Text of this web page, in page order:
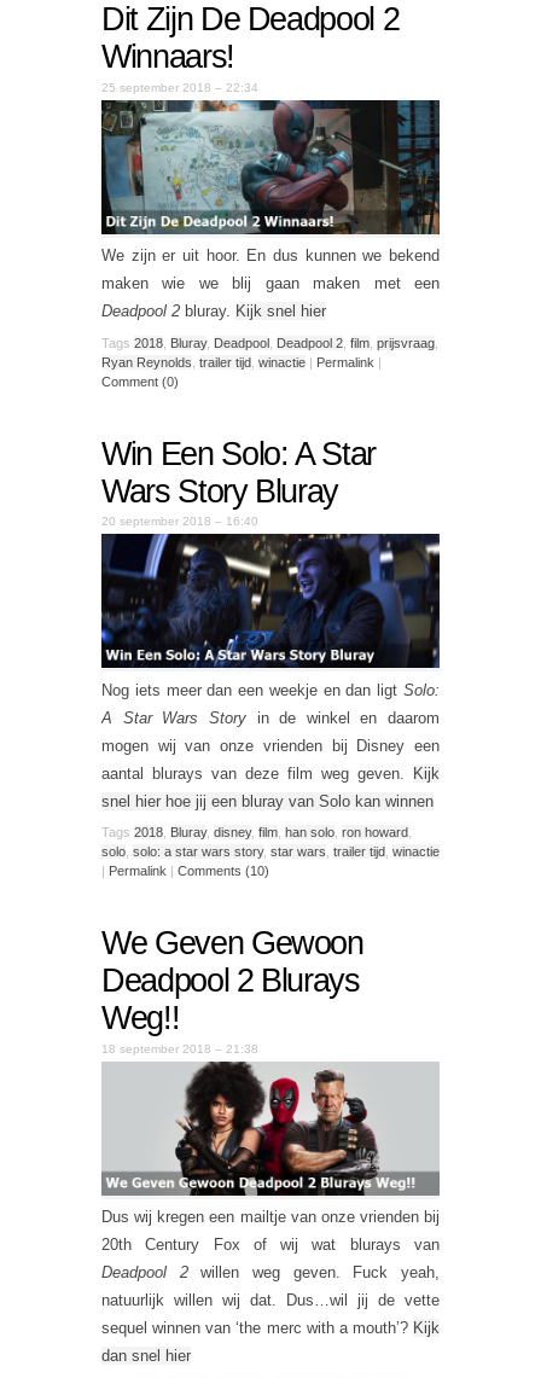
Dit Zijn De Deadpool 2
Winnaars!
25 september 2018 – 22:34
We zijn er uit hoor. En dus kunnen we bekend
maken wie we blij gaan maken met een
Deadpool 2 bluray. Kijk snel hier
Tags 2018 Bluray, Deadpool Deadpool 2 film prijsvraag
Ryan Reynolds trailer tijd winactie | Permalink |
Comment (0)
Win Een Solo: A Star
Wars Story Bluray
20 september 2018 – 16:40
Nog iets meer dan een weekje en dan ligt Solo:
A Star Wars Storyin de winkel en daarom
mogen wij van onze vrienden bij Disney een
aantal blurays van deze film weg geven.
Kijk
snel hier hoe jij een bluray van Solo kan winnen
Tags 2018 Bluray, disney, film han solo ron howard
solo solo: a star wars story, star wars trailer tijd winactie
Permalink Comments (10)
We Geven Gewoon
Deadpool 2 Blurays
Weg!!
18 september 2018 – 21:38
Dus wij kregen een mailtje van onze vrienden bij
20th Century Fox of wij wat blurays van
Deadpool 2willen weg geven. Fuck yeah,
natuurlijk willen wij dat. Dus…wil jij de vette
sequel winnen van ‘the merc with a mouth’? Kijk
dan snel hier